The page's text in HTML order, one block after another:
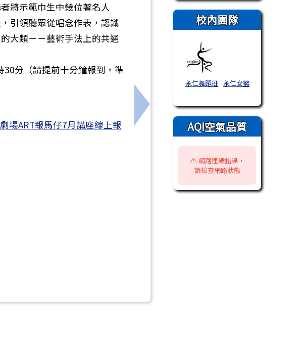
計畫玩科學．動權利．創未來」跨縣市交流競賽活動計畫1 案，請踴躍參
將示範巾生中幾位著名人
引領聽眾從唱念作表，認識
大類－－藝術手法上的共通
分（請提前十分鐘報到，準
劇場ART報馬仔7月講座線上報
下一筆：「115年度全國高級中等學校
校內團隊
永仁舞蹈班 永仁女籃
AQI空氣品質
⚠️ 網路連線錯誤，
請檢查網路狀態